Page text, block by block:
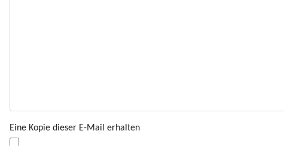
Eine Kopie dieser E-Mail erhalten